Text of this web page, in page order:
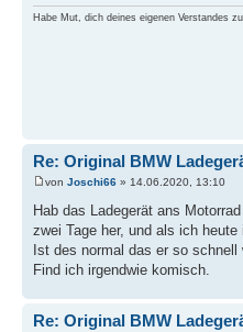
Habe Mut, dich deines eigenen Verstandes
Re: Original BMW
von Joschi66 » 14.06.2020, 13:10
Hab das Ladegerät ans
zwei Tage her, und als ich
Ist des normal das er so
Find ich irgendwie komisch.
Re: Original BMW